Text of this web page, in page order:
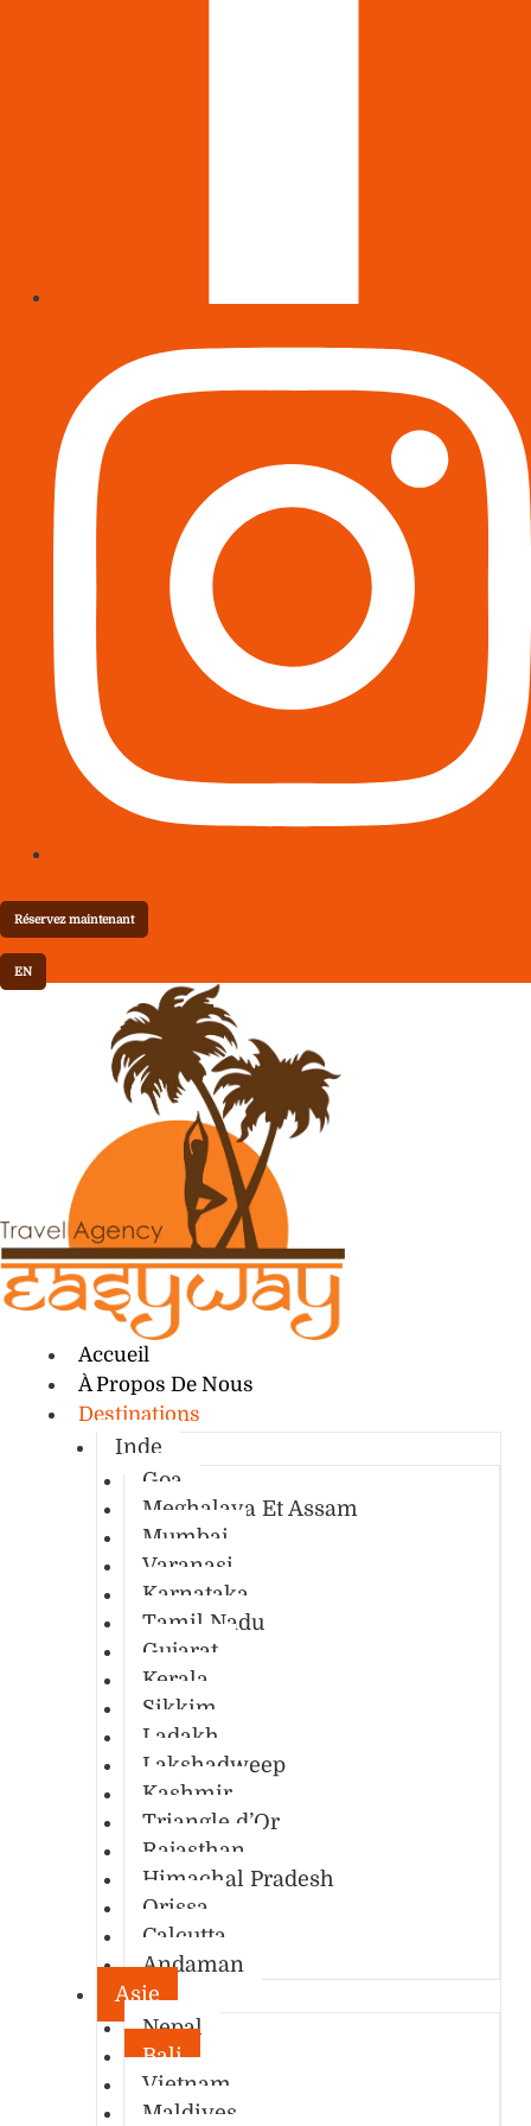
Réservez maintenant
EN
Accueil
À Propos De Nous
Destinations
Inde
Goa
Meghalaya Et Assam
Mumbai
Varanasi
Karnataka
Tamil Nadu
Gujarat
Kerala
Sikkim
Ladakh
Lakshadweep
Kashmir
Triangle d’Or
Rajasthan
Himachal Pradesh
Orissa
Calcutta
Andaman
Asie
Nepal
Bali
Vietnam
Maldives